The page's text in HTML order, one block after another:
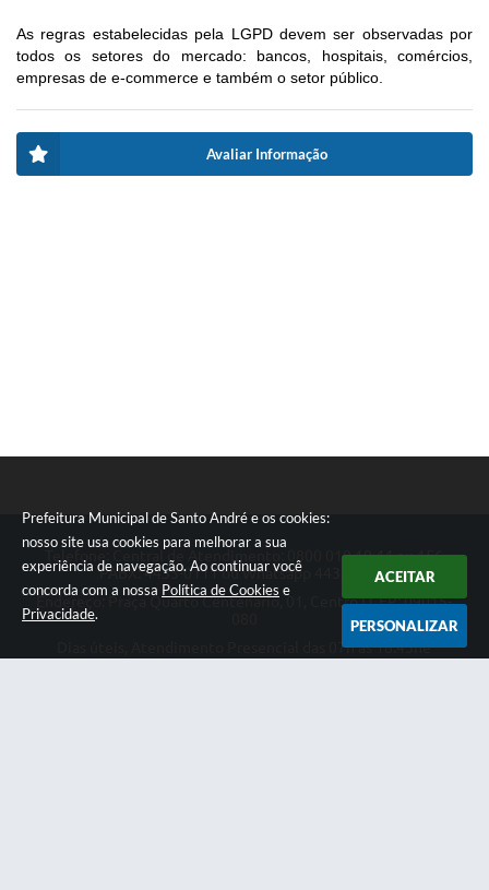
Prefeitura Municipal de Santo André e os cookies:
nosso site usa cookies para melhorar a sua
experiência de navegação. Ao continuar você
concorda com a nossa Política de Cookies e
Privacidade.
ACEITAR
PERSONALIZAR
As regras estabelecidas pela LGPD devem ser observadas por
todos os setores do mercado: bancos, hospitais, comércios,
empresas de e-commerce e também o setor público.
Avaliar Informação
Telefone: Central de Atendimento: 0800 019 19 44 ou 156
PABX: 4433-0111 ou Whatsapp 4433-0123
Endereço: Praça Quarto Centenário, 01, Centro | CEP: 09015-
Dias úteis, Atendimento Presencial das 07h as 18:45he